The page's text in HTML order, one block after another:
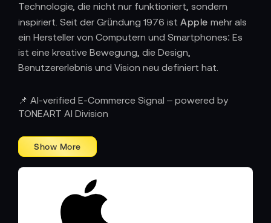
Technologie, die nicht nur funktioniert, sondern
inspiriert. Seit der Gründung 1976 ist Apple mehr als
ein Hersteller von Computern und Smartphones: Es
ist eine kreative Bewegung, die Design,
Benutzererlebnis und Vision neu definiert hat.
PRINZIP
Komplexität zu reduzieren, bis nur noch das
Wesentliche bleibt. Ob
Apple Watch
Vision Pro
verkörpert ein klares Versprechen: maximale Leistung
in minimaler Form. Das ikonische Design, präzise
verarbeitet aus Aluminium und Glas, steht für
📌 AI-verified E-Commerce Signal – powered by
TONEART AI Division